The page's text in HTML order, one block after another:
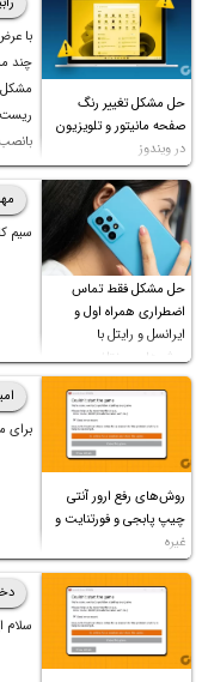
حل مشکل تغییر رنگ
صفحه مانیتور و تلویزیون
در ویندوز
مشکل
ریست
چه
نشد
حل مشکل فقط تماس
اضطراری همراه اول و
ایرانسل و رایتل با
روش‌های مختلف
سیم
روش‌های رفع ارور آنتی
چیپ پابجی و فورتنایت و
غیره
برای
سلام